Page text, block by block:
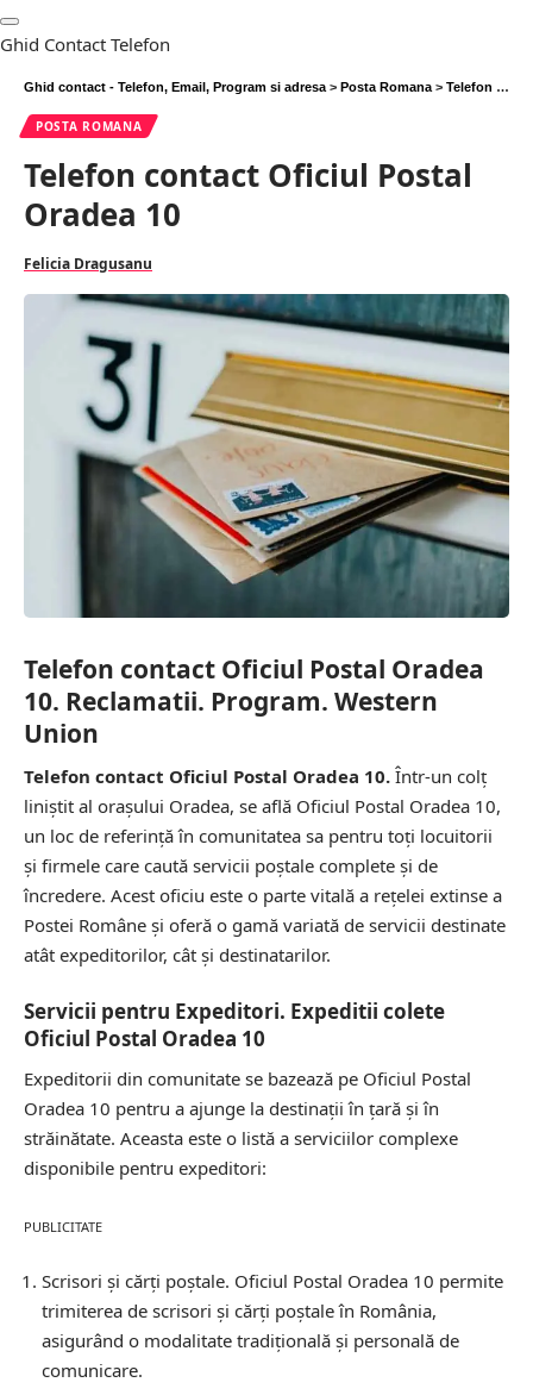
Ghid Contact Telefon
Ghid contact - Telefon, Email, Program si adresa > Posta Romana > Telefon contact Oficiul Postal Oradea 10
POSTA ROMANA
Telefon contact Oficiul Postal
Oradea 10
Felicia Dragusanu
Telefon contact Oficiul Postal Oradea
10. Reclamatii. Program. Western
Union
Telefon contact Oficiul Postal Oradea 10. Într-un colț
liniștit al orașului Oradea, se află Oficiul Postal Oradea 10,
un loc de referință în comunitatea sa pentru toți locuitorii
și firmele care caută servicii poștale complete și de
încredere. Acest oficiu este o parte vitală a rețelei extinse a
Postei Române și oferă o gamă variată de servicii destinate
atât expeditorilor, cât și destinatarilor.
Servicii pentru Expeditori. Expeditii colete
Oficiul Postal Oradea 10
Expeditorii din comunitate se bazează pe Oficiul Postal
Oradea 10 pentru a ajunge la destinații în țară și în
străinătate. Aceasta este o listă a serviciilor complexe
disponibile pentru expeditori:
PUBLICITATE
Scrisori și cărți poștale. Oficiul Postal Oradea 10 permite
trimiterea de scrisori și cărți poștale în România,
asigurând o modalitate tradițională și personală de
comunicare.